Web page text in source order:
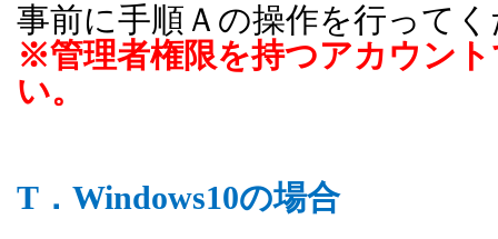
事前に手順Ａの操作を行って
※管理者権限を持つアカウン
い。
T． Windows10の場合